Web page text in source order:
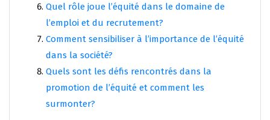
Quel rôle joue l’équité dans le domaine de
l’emploi et du recrutement?
Comment sensibiliser à l’importance de l’équité
dans la société?
Quels sont les défis rencontrés dans la
promotion de l’équité et comment les
surmonter?